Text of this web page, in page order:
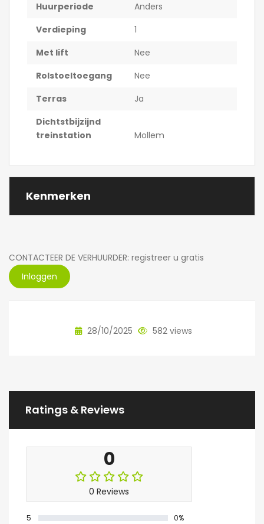
Huurperiode
Anders
Verdieping
1
Met lift
Nee
Rolstoeltoegang
Nee
Terras
Ja
Dichtstbijzijnd
treinstation
Mollem
Kenmerken
CONTACTEER DE VERHUURDER: registreer u gratis
Inloggen
28/10/2025 582 views
Ratings & Reviews
0
0 Reviews
5
0%